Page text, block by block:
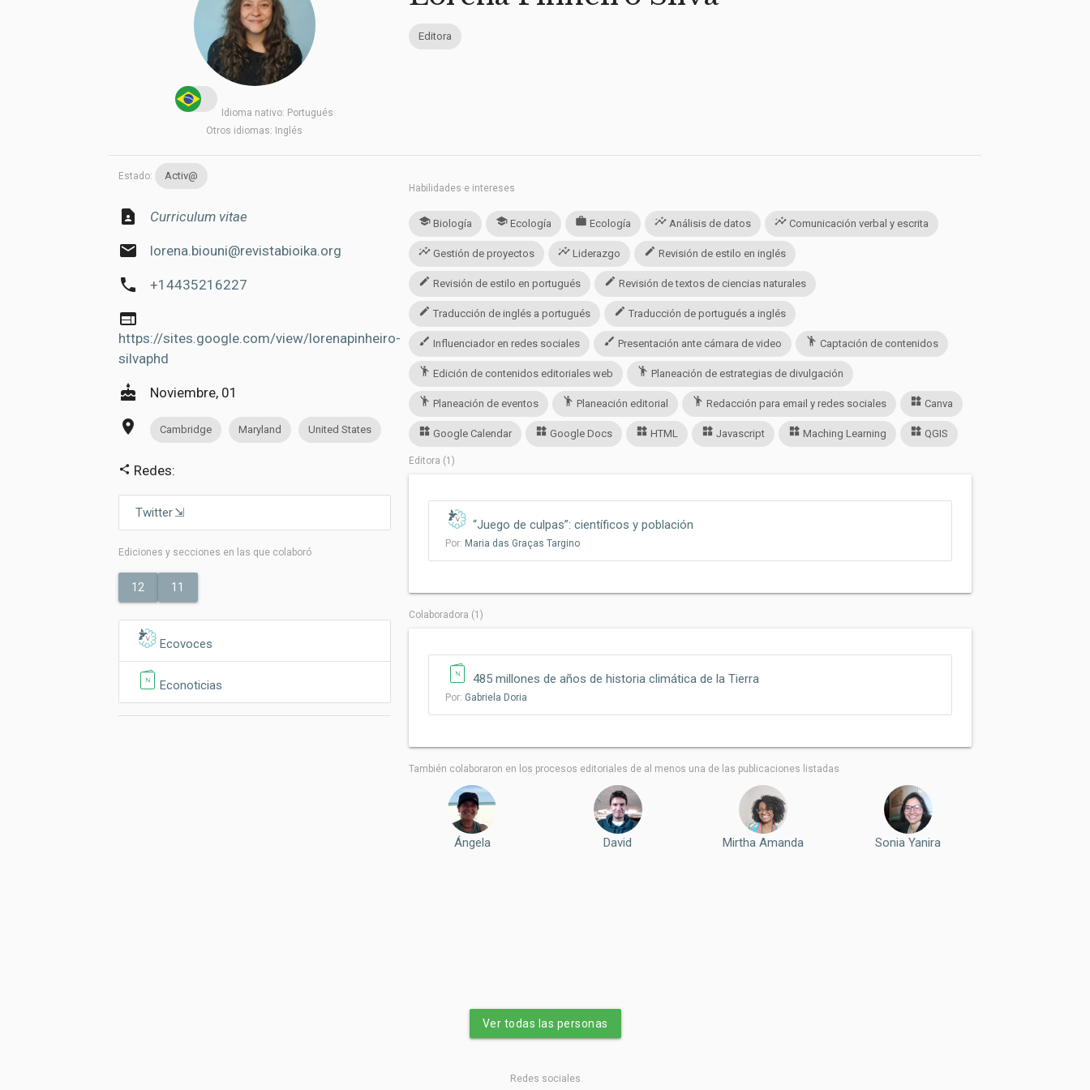
Idioma nativo: Portugués
Otros idiomas: Inglés
Editora
Estado: Activ@
contact_page Curriculum vitae
email lorena.biouni@revistabioika.org
phone +14435216227
web
https://sites.google.com/view/lorenapinheiro-
silvaphd
cake Noviembre, 01
place Cambridge Maryland United States
share Redes:
Twitter
Ediciones y secciones en las que colaboró
12 11
Ecovoces
Econoticias
Habilidades e intereses
school Biología school Ecología work Ecología insights Análisis de datos insights Comunicación verbal y escrita
insights Gestión de proyectos insights Liderazgo edit Revisión de estilo en inglés
edit Revisión de estilo en portugués edit Revisión de textos de ciencias naturales
edit Traducción de inglés a portugués edit Traducción de portugués a inglés
brush Influenciador en redes sociales brush Presentación ante cámara de video emoji_people Captación de contenidos
emoji_people Edición de contenidos editoriales web emoji_people Planeación de estrategias de divulgación
emoji_people Planeación de eventos emoji_people Planeación editorial emoji_people Redacción para email y redes sociales widgets Canva
widgets Google Calendar widgets Google Docs widgets HTML widgets Javascript widgets Maching Learning widgets QGIS
Editora (1)
“Juego de culpas”: científicos y población
Por: Maria das Graças Targino
Colaboradora (1)
485 millones de años de historia climática de la Tierra
Por: Gabriela Doria
También colaboraron ​​en los procesos editoriales de al menos una de las publicaciones listadas
Ángela David Mirtha Amanda Sonia Yanira
Ver todas las personas
Redes sociales